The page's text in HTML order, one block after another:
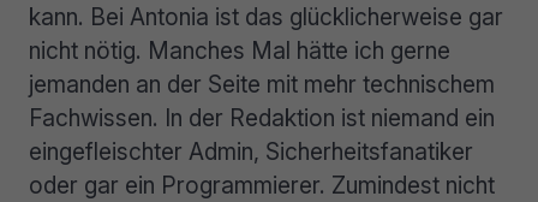
kann. Bei Antonia ist das glücklicherweise gar
nicht nötig. Manches Mal hätte ich gerne
jemanden an der Seite mit mehr technischem
Fachwissen. In der Redaktion ist niemand ein
eingefleischter Admin, Sicherheitsfanatiker
oder gar ein Programmierer. Zumindest nicht